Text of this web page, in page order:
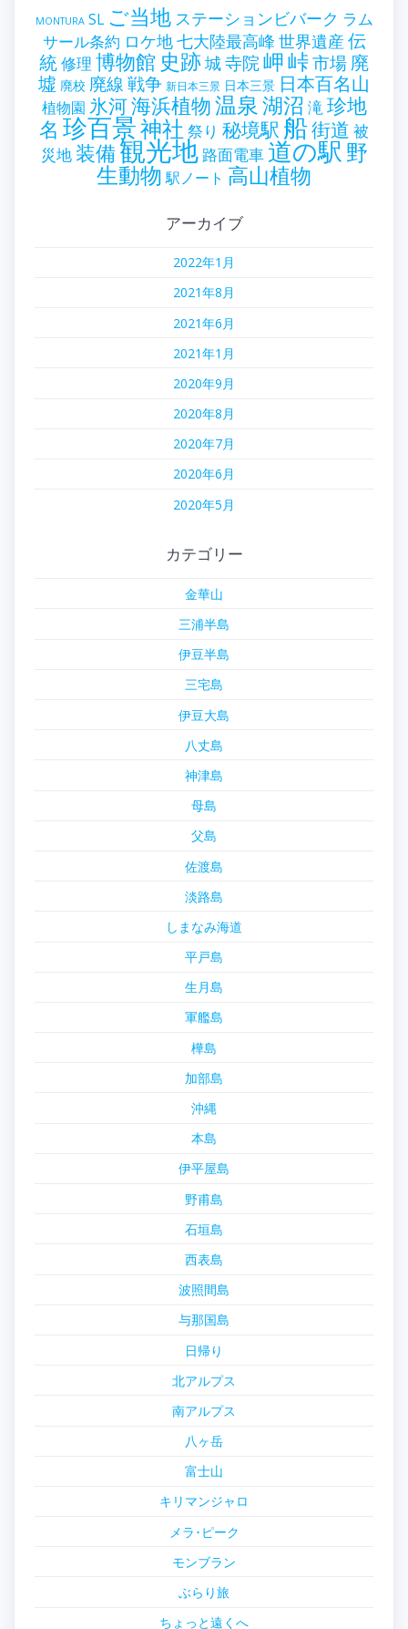
MONTURA SL ご当地 ステーションビバーク ラム
サール条約 ロケ地七大陸最高峰 世界遺産 伝
統修理 博物館 史跡城寺院岬峠市場 廃
墟 廃校 廃線戦争 新日本三景 日本三景 日本百名山
植物園 氷河海浜植物温泉湖沼 滝 珍地
名 珍百景神社 祭り 秘境駅 船街道 被
災地 装備観光地 路面電車道の駅 野
生動物 駅ノート 高山植物
アーカイブ
2022年1月
2021年8月
2021年6月
2021年1月
2020年9月
2020年8月
2020年7月
2020年6月
2020年5月
カテゴリー
金華山
三浦半島
伊豆半島
三宅島
伊豆大島
八丈島
神津島
母島
父島
佐渡島
淡路島
しまなみ海道
平戸島
生月島
軍艦島
樺島
加部島
沖縄
本島
伊平屋島
野甫島
石垣島
西表島
波照間島
与那国島
日帰り
北アルプス
南アルプス
八ヶ岳
富士山
キリマンジャロ
メラ･ピーク
モンブラン
ぶらり旅
ちょっと遠くへ